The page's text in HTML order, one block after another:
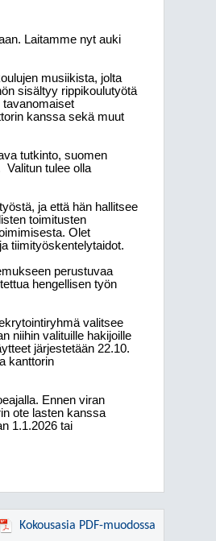
Laitamme nyt auki
musiikista, jolta
sisältyy rippikoulutyötä
tavanomaiset
kanssa sekä muut
tutkinto, suomen
Valitun tulee olla
ja että hän hallitsee
toimitusten
Olet
tiimityöskentelytaidot.
perustuvaa
hengellisen työn
valitsee
niihin valituille hakijoille
järjestetään 22.10.
kanttorin
Ennen viran
ote lasten kanssa
1.1.2026 tai
Kokousasia PDF-muodossa